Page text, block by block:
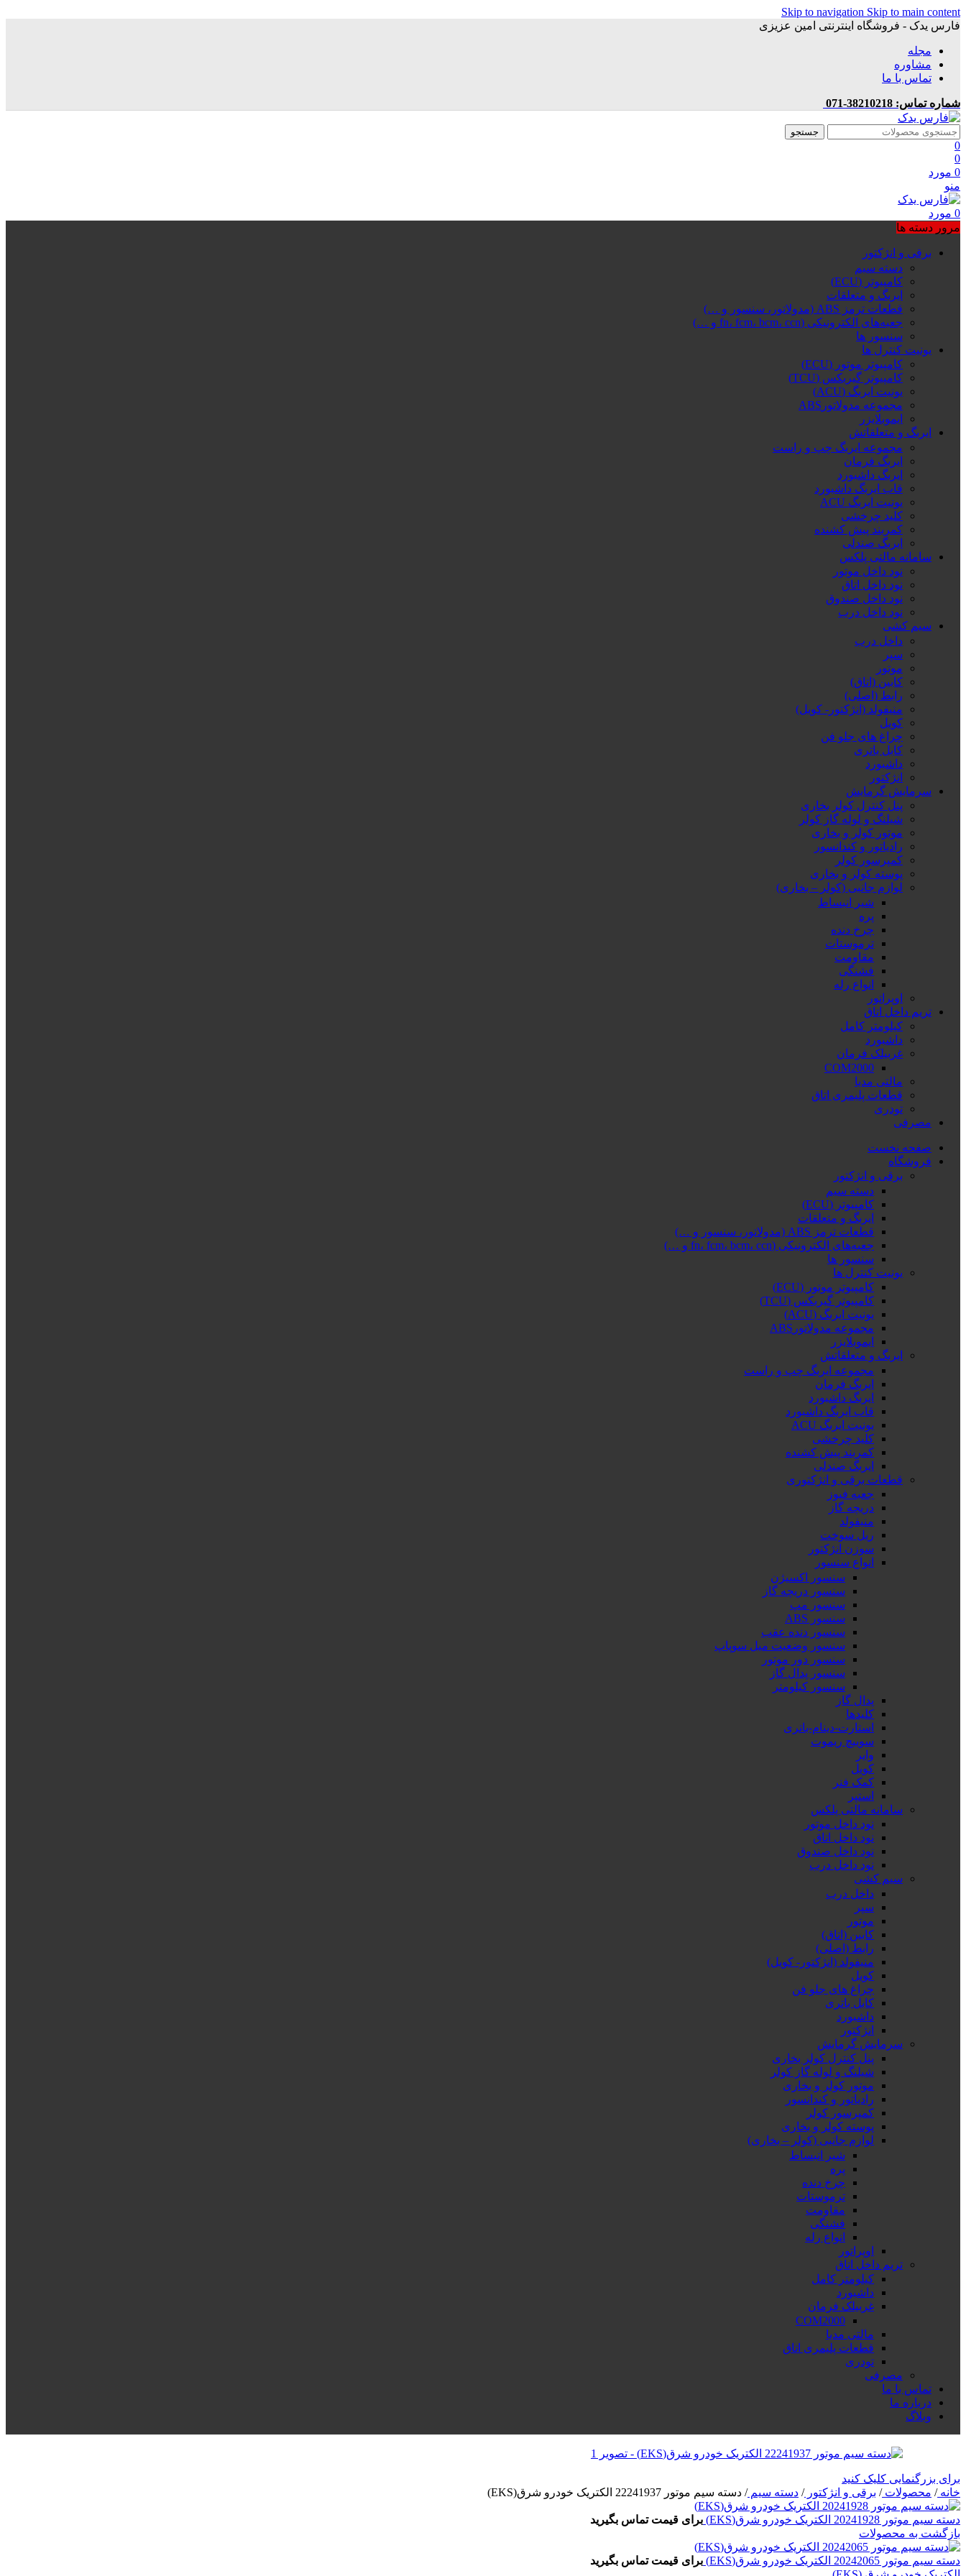
Skip to navigation Skip to main content
فارس یدک - فروشگاه اینترنتی امین عزیزی
مجله
مشاوره
تماس با ما
شماره تماس: 38210218-071
جستجو
0
0
0 مورد
منو
0 مورد
مرور دسته ها
برقی و انژکتور
دسته سیم
کامپیوتر (ECU)
ایربگ و متعلقات
قطعات ترمز ABS (مدولاتور، سنسور و …)
جعبه‌های الکترونیکی (fn، fcm، bcm، ccn و …)
سنسور ها
یونیت کنترل ها
کامپیوتر موتور (ECU)
کامپیوتر گیربکس (TCU)
یونیت ایربگ (ACU)
مجموعه مدولاتورABS
ایموبلایزر
ایربگ و متعلقاتش
مجموعه ایربگ چپ و راست
ایربگ فرمان
ایربگ داشبورد
قاب ایربگ داشبورد
یونیت ایربگ ACU
کلید چرخشی
کمربند پیش کشنده
ایربگ صندلی
سامانه مالتی پلکس
نود داخل موتور
نود داخل اتاق
نود داخل صندوق
نود داخل درب
سیم کشی
داخل درب
سپر
موتور
کابین (اتاق)
رابط (اصلی)
منیفولد (انژکتور- کویل)
کویل
چراغ های جلو فن
کابل باتری
داشبورد
انژکتور
سرمایش گرمایش
پنل کنترل کولر بخاری
شیلنگ و لوله گاز کولر
موتور کولر و بخاری
رادیاتور و کندانسور
کمپرسور کولر
پوسته کولر و بخاری
لوازم جانبی (کولر – بخاری)
شیر انبساط
پره
چرخ دنده
ترموستات
مقاومت
فشنگی
انواع رله
اوپراتور
تریم داخل اتاق
کیلومتر کامل
داشبورد
غربیلک فرمان
COM2000
مالتی مدیا
قطعات پلیمری اتاق
تودری
مصرفی
صفحه نخست
فروشگاه
برقی و انژکتور
دسته سیم
کامپیوتر (ECU)
ایربگ و متعلقات
قطعات ترمز ABS (مدولاتور، سنسور و …)
جعبه‌های الکترونیکی (fn، fcm، bcm، ccn و …)
سنسور ها
یونیت کنترل ها
کامپیوتر موتور (ECU)
کامپیوتر گیربکس (TCU)
یونیت ایربگ (ACU)
مجموعه مدولاتورABS
ایموبلایزر
ایربگ و متعلقاتش
مجموعه ایربگ چپ و راست
ایربگ فرمان
ایربگ داشبورد
قاب ایربگ داشبورد
یونیت ایربگ ACU
کلید چرخشی
کمربند پیش کشنده
ایربگ صندلی
قطعات برقی و انژکتوری
جعبه فیوز
دریچه گاز
منیفولد
ریل سوخت
سوزن انژکتور
انواع سنسور
سنسور اکسیژن
سنسور دریچه گاز
سنسور مپ
سنسور ABS
سنسور دنده عقب
سنسور وضعیت میل سوپاپ
سنسور دور موتور
سنسور پدال گاز
سنسور کیلومتر
پدال گاز
کلیدها
استارت-دینام-باتری
سوییچ ریموت
وایر
کویل
کمک فنر
استپر
سامانه مالتی پلکس
نود داخل موتور
نود داخل اتاق
نود داخل صندوق
نود داخل درب
سیم کشی
داخل درب
سپر
موتور
کابین (اتاق)
رابط (اصلی)
منیفولد (انژکتور- کویل)
کویل
چراغ های جلو فن
کابل باتری
داشبورد
انژکتور
سرمایش گرمایش
پنل کنترل کولر بخاری
شیلنگ و لوله گاز کولر
موتور کولر و بخاری
رادیاتور و کندانسور
کمپرسور کولر
پوسته کولر و بخاری
لوازم جانبی (کولر – بخاری)
شیر انبساط
پره
چرخ دنده
ترموستات
مقاومت
فشنگی
انواع رله
اوپراتور
تریم داخل اتاق
کیلومتر کامل
داشبورد
غربیلک فرمان
COM2000
مالتی مدیا
قطعات پلیمری اتاق
تودری
مصرفی
تماس با ما
درباره ما
وبلاگ
برای بزرگنمایی کلیک کنید
خانه/ محصولات/ برقی و انژکتور/ دسته سیم/ دسته سیم موتور 22241937 الکتریک خودرو شرق(EKS)
دسته سیم موتور 20241928 الکتریک خودرو شرق(EKS)
برای قیمت تماس بگیرید
بازگشت به محصولات
دسته سیم موتور 20242065 الکتریک خودرو شرق(EKS)
برای قیمت تماس بگیرید